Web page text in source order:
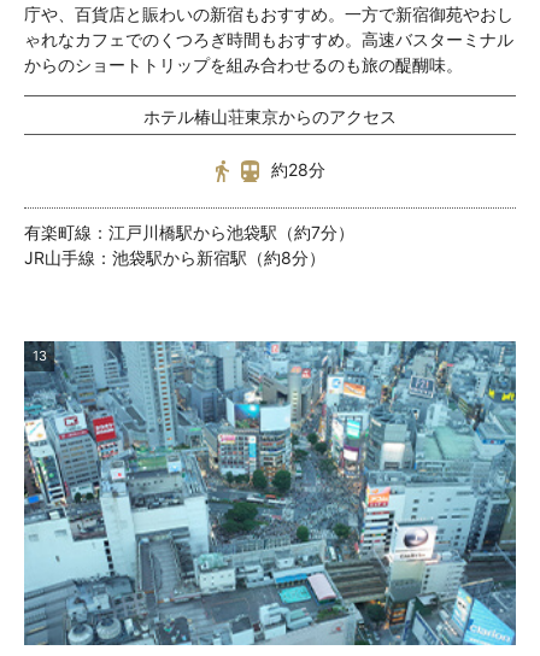
庁や、百貨店と賑わいの新宿もおすすめ。一方で新宿御苑やおし
ゃれなカフェでのくつろぎ時間もおすすめ。高速バスターミナル
からのショートトリップを組み合わせるのも旅の醍醐味。
ホテル椿山荘東京からのアクセス
約28分
有楽町線：江戸川橋駅から池袋駅（約7分）
JR山手線：池袋駅から新宿駅（約8分）
13